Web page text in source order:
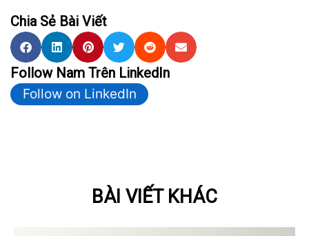
Chia Sẻ Bài Viết
Follow Nam Trên LinkedIn
Follow on LinkedIn
BÀI VIẾT KHÁC